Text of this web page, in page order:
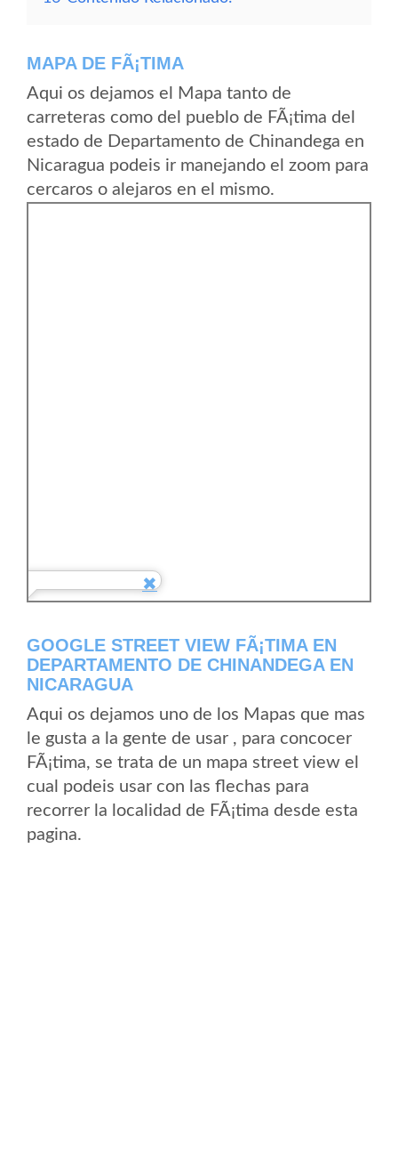
MAPA DE FÃ¡TIMA
Aqui os dejamos el Mapa tanto de
carreteras como del pueblo de FÃ¡tima del
estado de Departamento de Chinandega en
Nicaragua podeis ir manejando el zoom para
cercaros o alejaros en el mismo.
GOOGLE STREET VIEW FÃ¡TIMA EN
DEPARTAMENTO DE CHINANDEGA EN
NICARAGUA
Aqui os dejamos uno de los Mapas que mas
le gusta a la gente de usar , para concocer
FÃ¡tima, se trata de un mapa street view el
cual podeis usar con las flechas para
recorrer la localidad de FÃ¡tima desde esta
pagina.